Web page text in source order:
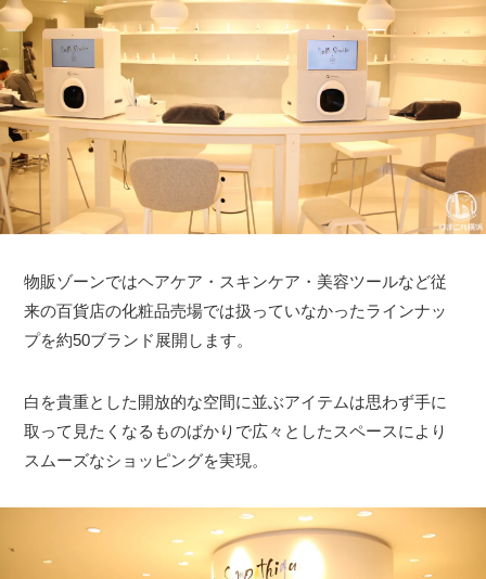
物販ゾーンではヘアケア・スキンケア・美容ツールなど従
来の百貨店の化粧品売場では扱っていなかったラインナッ
プを約50ブランド展開します。
白を貴重とした開放的な空間に並ぶアイテムは思わず手に
取って見たくなるものばかりで広々としたスペースにより
スムーズなショッピングを実現。